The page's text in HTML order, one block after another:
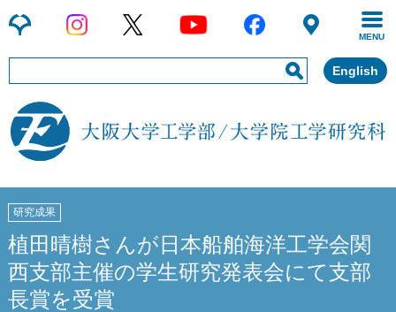
MENU
English
研究成果
植田晴樹さんが日本船舶海洋工学会関
西支部主催の学生研究発表会にて支部
長賞を受賞